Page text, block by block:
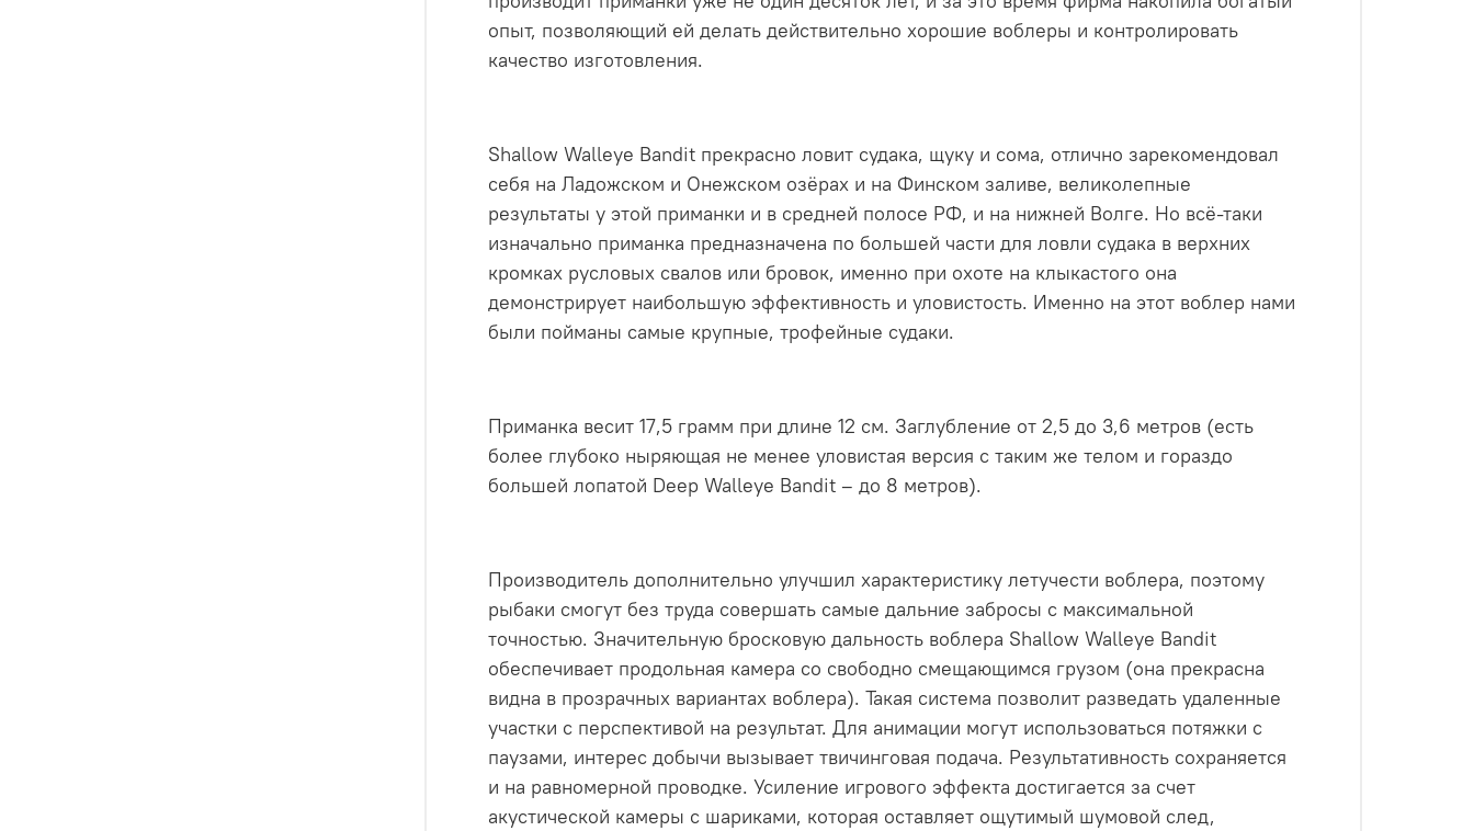
опыт, позволяющий ей делать действительно хорошие воблеры и контролировать
качество изготовления.
Shallow Walleye Bandit прекрасно ловит судака, щуку и сома, отлично зарекомендовал
себя на Ладожском и Онежском озёрах и на Финском заливе, великолепные
результаты у этой приманки и в средней полосе РФ, и на нижней Волге. Но всё-таки
изначально приманка предназначена по большей части для ловли судака в верхних
кромках русловых свалов или бровок, именно при охоте на клыкастого она
демонстрирует наибольшую эффективность и уловистость. Именно на этот воблер нами
были пойманы самые крупные, трофейные судаки.
Приманка весит 17,5 грамм при длине 12 см. Заглубление от 2,5 до 3,6 метров (есть
более глубоко ныряющая не менее уловистая версия с таким же телом и гораздо
большей лопатой Deep Walleye Bandit – до 8 метров).
Производитель дополнительно улучшил характеристику летучести воблера, поэтому
рыбаки смогут без труда совершать самые дальние забросы с максимальной
точностью. Значительную бросковую дальность воблера Shallow Walleye Bandit
обеспечивает продольная камера со свободно смещающимся грузом (она прекрасна
видна в прозрачных вариантах воблера). Такая система позволит разведать удаленные
участки с перспективой на результат. Для анимации могут использоваться потяжки с
паузами, интерес добычи вызывает твичинговая подача. Результативность сохраняется
и на равномерной проводке. Усиление игрового эффекта достигается за счет
акустической камеры с шариками, которая оставляет ощутимый шумовой след,